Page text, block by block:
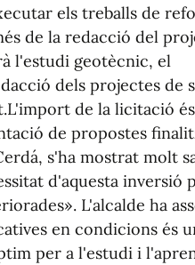
els treballs de
de la redacció del
l'estudi geotècnic, el
dels projectes de
de la licitació és
de propostes
s'ha mostrat molt
d'aquesta inversió
L'alcalde ha
en condicions és
per a l'estudi i